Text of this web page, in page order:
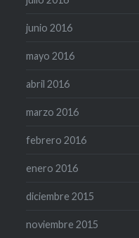
junio 2016
mayo 2016
abril 2016
marzo 2016
febrero 2016
enero 2016
diciembre 2015
noviembre 2015